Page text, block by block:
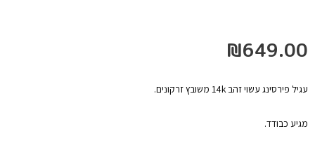
₪649.00
עגיל פירסינג עשוי זהב 14k משובץ זרקונים.
מגיע כבודד.